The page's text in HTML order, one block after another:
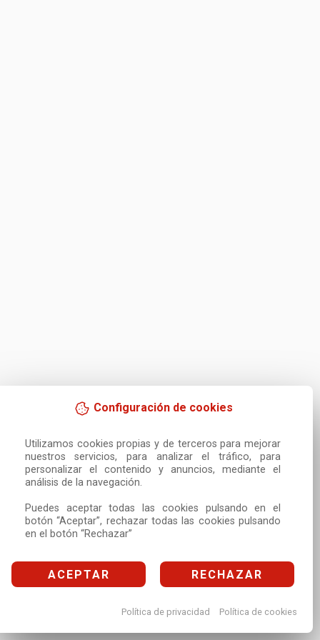
Configuración de cookies
Utilizamos cookies propias y de terceros para mejorar
nuestros servicios, para analizar el tráfico, para
personalizar el contenido y anuncios, mediante el
análisis de la navegación.
Puedes aceptar todas las cookies pulsando en el
botón “Aceptar”, rechazar todas las cookies pulsando
en el botón “Rechazar”
ACEPTAR RECHAZAR
Política de privacidad Política de cookies